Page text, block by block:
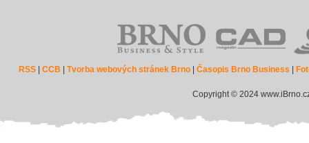
RSS |CCB |Tvorba webových stránek Brno |Časopis Brno Business
Copyright © 2024